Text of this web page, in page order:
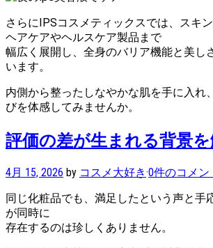
さらにIPSコスメティックスでは、スキ
ヘアケアやヘルスケア製品まで
幅広く展開し、全身のバリア機能と美し
います。
内側から整ったしなやかな肌を手に入れ
びを体感してみませんか。
評価の差が生まれる背景
4月 15, 2026 by コスメ大好き·0件のコメン
同じ化粧品でも、満足したという声と手
が同時に
存在するのは珍しくありません。